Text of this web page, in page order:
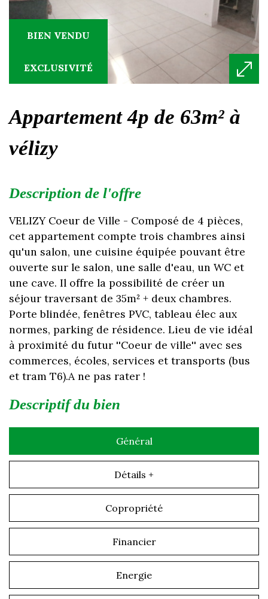
BIEN VENDU
EXCLUSIVITÉ
appartement 4p de 63m² à
vélizy
description de l'offre
VELIZY Coeur de Ville - Composé de 4 pièces,
cet appartement compte trois chambres ainsi
qu'un salon, une cuisine équipée pouvant être
ouverte sur le salon, une salle d'eau, un WC et
une cave. Il offre la possibilité de créer un
séjour traversant de 35m² + deux chambres.
Porte blindée, fenêtres PVC, tableau élec aux
normes, parking de résidence. Lieu de vie idéal
à proximité du futur ''Coeur de ville'' avec ses
commerces, écoles, services et transports (bus
et tram T6).A ne pas rater !
descriptif du bien
Général
Détails +
Copropriété
Financier
Energie